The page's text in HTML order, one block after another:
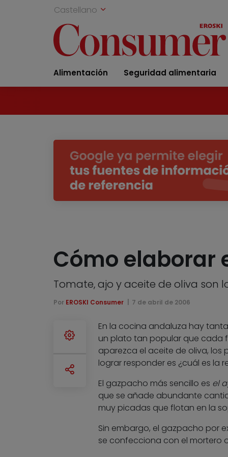
Castellano
Alimentación Seguridad alimentaria
Cómo elaborar
Tomate, ajo y aceite de oliva son
Por EROSKI Consumer 7 de abril de 2006
En la cocina andaluza hay
un plato tan popular que cada
aparezca el aceite de oliva, los
lograr responder es ¿cuál es la
El gazpacho más sencillo es el
que se añade abundante
muy picadas que flotan en la
Sin embargo, el gazpacho por
se confecciona con el mortero